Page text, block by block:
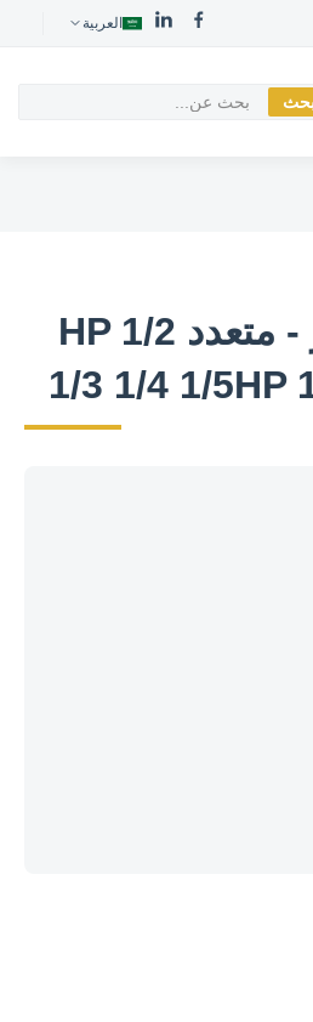
العربية
48 محرك مروحة مكثف الإطار - متعدد HP 1/2
1/3 1/4 1/5HP